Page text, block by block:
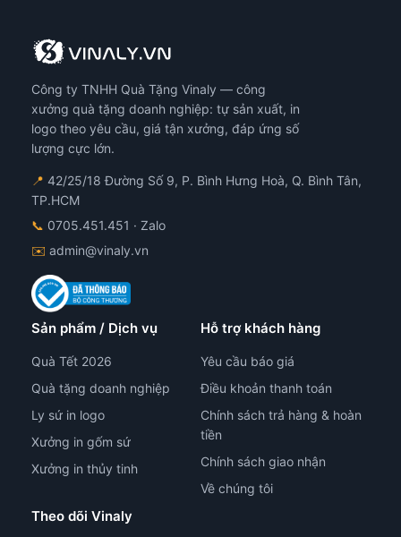
Công ty TNHH Quà Tặng Vinaly — công
xưởng quà tặng doanh nghiệp: tự sản xuất, in
logo theo yêu cầu, giá tận xưởng, đáp ứng số
lượng cực lớn.
📍 42/25/18 Đường Số 9, P. Bình Hưng Hoà, Q. Bình Tân,
TP.HCM
📞 0705.451.451 · Zalo
✉️ admin@vinaly.vn
Sản phẩm / Dịch vụ
Quà Tết 2026
Quà tặng doanh nghiệp
Ly sứ in logo
Xưởng in gốm sứ
Xưởng in thủy tinh
Hỗ trợ khách hàng
Yêu cầu báo giá
Điều khoản thanh toán
Chính sách trả hàng & hoàn
tiền
Chính sách giao nhận
Về chúng tôi
Theo dõi Vinaly